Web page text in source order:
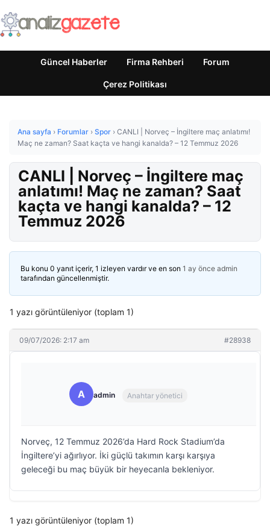
Güncel Haberler Firma Rehberi Forum
Çerez Politikası
Ana sayfa › Forumlar › Spor › CANLI | Norveç – İngiltere maç anlatımı!
Maç ne zaman? Saat kaçta ve hangi kanalda? – 12 Temmuz 2026
CANLI | Norveç – İngiltere maç
anlatımı! Maç ne zaman? Saat
kaçta ve hangi kanalda? – 12
Temmuz 2026
Bu konu 0 yanıt içerir, 1 izleyen vardır ve en son 1 ay önce admin
tarafından güncellenmiştir.
1 yazı görüntüleniyor (toplam 1)
09/07/2026: 2:17 am #28938
A admin Anahtar yönetici
Norveç, 12 Temmuz 2026’da Hard Rock Stadium’da
İngiltere’yi ağırlıyor. İki güçlü takımın karşı karşıya
geleceği bu maç büyük bir heyecanla bekleniyor.
1 yazı görüntüleniyor (toplam 1)